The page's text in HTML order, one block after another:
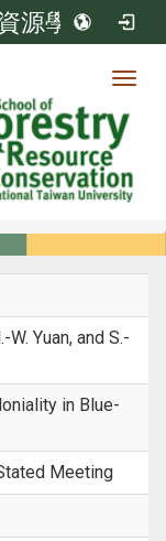
源學系
W. Yuan, and S.-
in Blue-
Meeting